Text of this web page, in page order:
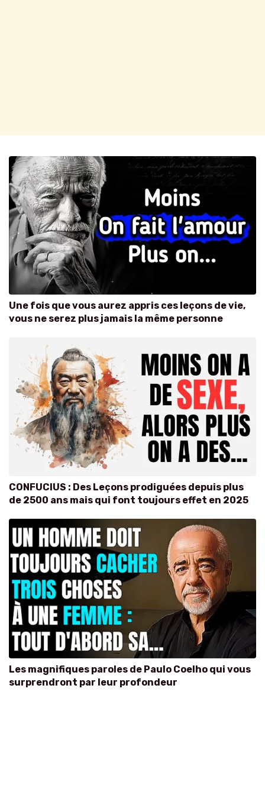
Une fois que vous aurez appris ces leçons de vie,
vous ne serez plus jamais la même personne
CONFUCIUS : Des Leçons prodiguées depuis plus
de 2500 ans mais qui font toujours effet en 2025
Les magnifiques paroles de Paulo Coelho qui vous
surprendront par leur profondeur